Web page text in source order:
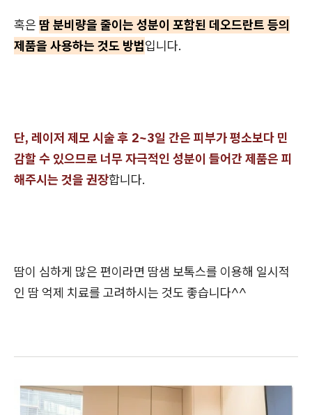
혹은 땀 분비량을 줄이는 성분이 포함된 데오드란트 등의
제품을 사용하는 것도 방법입니다.
단, 레이저 제모 시술 후 2~3일 간은 피부가 평소보다 민
감할 수 있으므로 너무 자극적인 성분이 들어간 제품은 피
해주시는 것을 권장합니다.
땀이 심하게 많은 편이라면 땀샘 보톡스를 이용해 일시적
인 땀 억제 치료를 고려하시는 것도 좋습니다^^